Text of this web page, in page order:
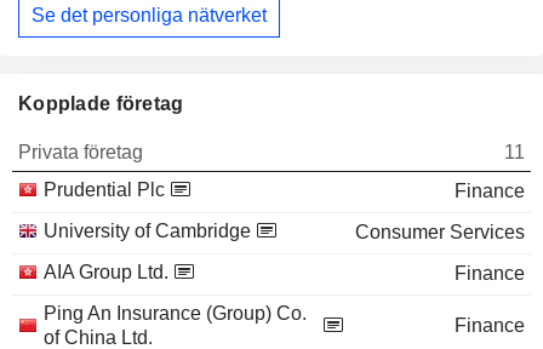
Se det personliga nätverket
Kopplade företag
Privata företag
11
Prudential Plc
Finance
University of Cambridge
Consumer Services
AIA Group Ltd.
Finance
Ping An Insurance (Group) Co.
of China Ltd.
Finance